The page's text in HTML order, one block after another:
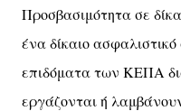
Προσβασιμότητα σε
ένα δίκαιο
επιδόματα των ΚΕΠΑ
εργάζονται ή